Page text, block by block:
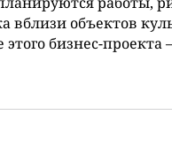
вблизи объектов
этого бизнес-